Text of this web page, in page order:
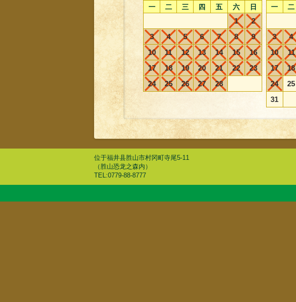
一 二 三 四 五 六 日
1
2
3
4 5 6 7 8
9
10
11 12 13 14 15
16
17
18 19 20 21 22
23
24
25 26 27 28
一 二
3
4
10
11
17
18
24
25
31
位于福井县胜山市村冈町寺尾5-11
（胜山恐龙之森内）
TEL:0779-88-8777